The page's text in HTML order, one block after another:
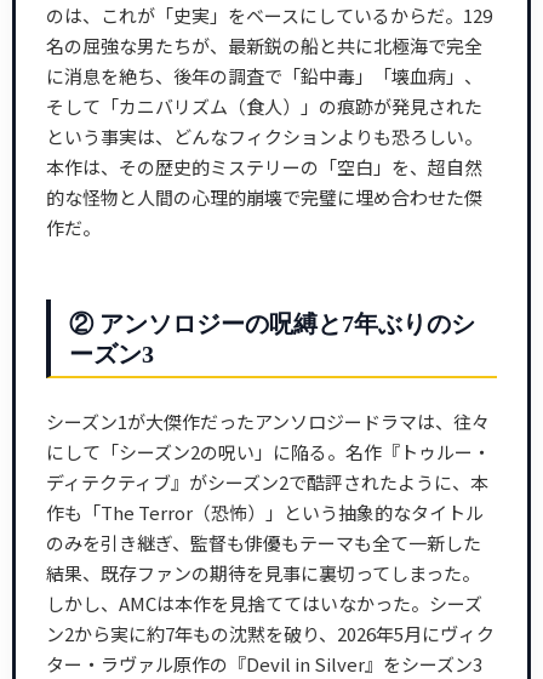
のは、これが「史実」をベースにしているからだ。129
名の屈強な男たちが、最新鋭の船と共に北極海で完全
に消息を絶ち、後年の調査で「鉛中毒」「壊血病」、
そして「カニバリズム（食人）」の痕跡が発見された
という事実は、どんなフィクションよりも恐ろしい。
本作は、その歴史的ミステリーの「空白」を、超自然
的な怪物と人間の心理的崩壊で完璧に埋め合わせた傑
作だ。
② アンソロジーの呪縛と7年ぶりのシ
ーズン3
シーズン1が大傑作だったアンソロジードラマは、往々
にして「シーズン2の呪い」に陥る。名作『トゥルー・
ディテクティブ』がシーズン2で酷評されたように、本
作も「The Terror（恐怖）」という抽象的なタイトル
のみを引き継ぎ、監督も俳優もテーマも全て一新した
結果、既存ファンの期待を見事に裏切ってしまった。
しかし、AMCは本作を見捨ててはいなかった。シーズ
ン2から実に約7年もの沈黙を破り、2026年5月にヴィク
ター・ラヴァル原作の『Devil in Silver』をシーズン3